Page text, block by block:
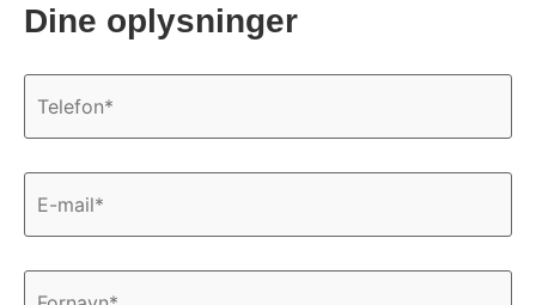
Dine oplysninger
Telefon *
E-
mail
Navn *